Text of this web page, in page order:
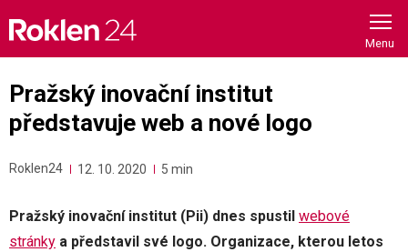
content
Pražský inovační institut
představuje web a nové logo
Roklen24 12. 10. 2020 5 min
Pražský inovační institut (Pii) dnes spustil webové
stránky a představil své logo. Organizace, kterou letos